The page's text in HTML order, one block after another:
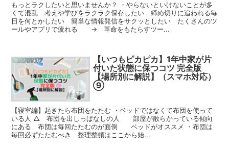
もっとラクしたいと思いませんか？ ・やらないといけないことが多
くて混乱 考えや学びをラクラク保存したい 締め切りに追われる毎
日を何とかしたい 簡単な情報発信をサクッとしたい たくさんのツ
ールやアプリで疲れる → 革命をもたらすツー...
マコなり実験
【いつもピカピカ】1年中家が片
付いた状態に保つコツ 完全版
【場所別に解説】（スマホ対応）
⑨
【寝室編】起きたら布団をたたむ ・ベッドではなくて布団を使って
いる人 △ 布団を出しっぱなしの人 部屋が散らかっている傾向
にある 布団は毎回たたむのが面倒 ベッドがオススメ ・布団は
毎回必ずたたむべき 整理整頓はここから始...